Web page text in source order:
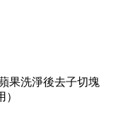
果洗淨後去子切塊